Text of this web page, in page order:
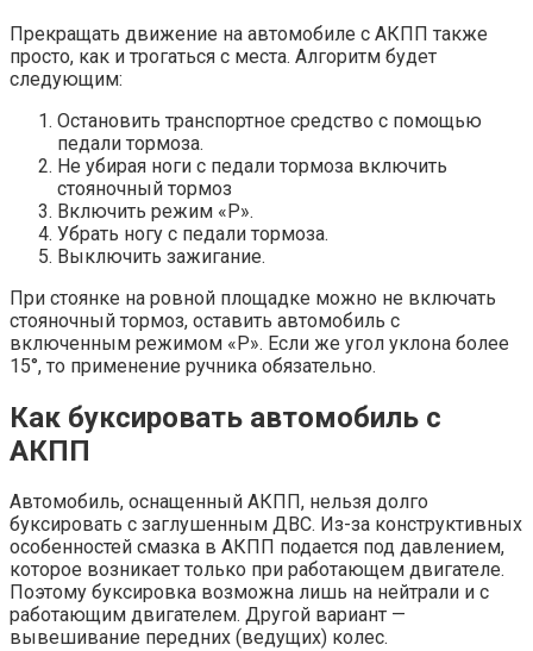
Прекращать движение на автомобиле с АКПП также
просто, как и трогаться с места. Алгоритм будет
следующим:
Остановить транспортное средство с помощью
педали тормоза.
Не убирая ноги с педали тормоза включить
стояночный тормоз
Включить режим «P».
Убрать ногу с педали тормоза.
Выключить зажигание.
При стоянке на ровной площадке можно не включать
стояночный тормоз, оставить автомобиль с
включенным режимом «P». Если же угол уклона более
15°, то применение ручника обязательно.
Как буксировать автомобиль с
АКПП
Автомобиль, оснащенный АКПП, нельзя долго
буксировать с заглушенным ДВС. Из-за конструктивных
особенностей смазка в АКПП подается под давлением,
которое возникает только при работающем двигателе.
Поэтому буксировка возможна лишь на нейтрали и с
работающим двигателем. Другой вариант —
вывешивание передних (ведущих) колес.